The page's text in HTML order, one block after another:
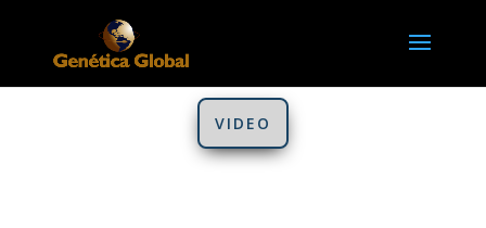
VIDEO